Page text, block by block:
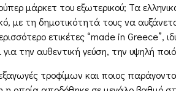
μάρκετ του εξωτερικού; Τα
με τη δημοτικότητά τους να
ετικέτες “made in Greece”,
την αυθεντική γεύση, την υψηλή
εξαγωγές τροφίμων και ποιος